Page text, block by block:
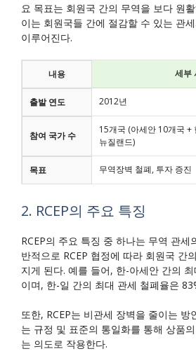
요 목표는 회원국 간의 무역을 보다 원
이는 회원국들 간에 절감할 수 있는 관
이루어진다.
내용 세부
출발 연도 2012년
참여 국가 수
15개국 (아세안 10개국 +
뉴질랜드)
목표 무역장벽 철폐, 투자 증진
2. RCEP의 주요 특징
RCEP의 주요 특징 중 하나는 무역 관세
반적으로 RCEP 협정에 따라 회원국 간
지게 된다. 예를 들어, 한-아세안 간의
이며, 한-일 간의 최대 관세 철폐율은
또한, RCEP는 비관세 장벽을 줄이는 방
는 규정 및 표준의 통일화를 통해 상품
는 의도로 작용한다.